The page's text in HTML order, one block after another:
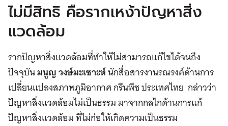
ไม่มีสิทธิ คือรากเหง้าปัญหาสิ่ง
แวดล้อม
รากปัญหาสิ่งแวดล้อมที่ทำให้ไม่สามารถแก้ไขได้จนถึง
ปัจจุบันมนูญ วงษ์มะเซาะห์นักสื่อสารงานรณรงค์ด้านการ
เปลี่ยนแปลงสภาพภูมิอากาศ กรีนพีช ประเทศไทย กล่าวว่า
ปัญหาสิ่งแวดล้อมไม่เป็นธรรม มาจากกลไกด้านการแก้
ปัญหาสิ่งแวดล้อม ที่ไม่ก่อให้เกิดความเป็นธรรม